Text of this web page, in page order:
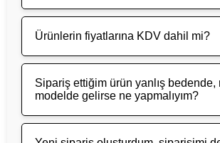
Ürünlerin fiyatlarına KDV dahil mi?
Sipariş ettiğim ürün yanlış bedende,
modelde gelirse ne yapmalıyım?